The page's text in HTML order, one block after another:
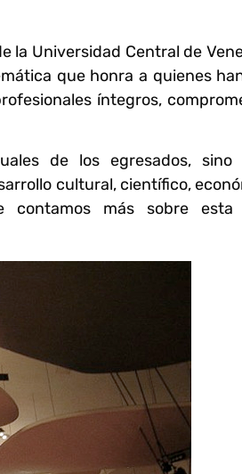
la Universidad Central de
que honra a quienes
íntegros,
de los egresados, sino
cultural, científico,
contamos más sobre esta